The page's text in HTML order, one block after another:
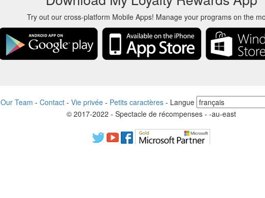
Try out our cross-platform Mobile Apps! Manage your programs on the
Our Team - Contact- Vie privée- Petits caractères- Langue
© 2017-2022 - Spectacle de récompenses - -au-east